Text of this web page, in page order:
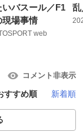
バスール／F1
現場事情
web
コメント非表示
すすめ順 新着順